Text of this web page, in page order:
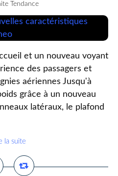
Tendance
et un nouveau voyant
des passagers et
aériennes Jusqu'à
grâce à un nouveau
latéraux, le plafond
la suite